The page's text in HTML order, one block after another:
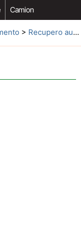
Camion
Aftermarket
> Recupero auto